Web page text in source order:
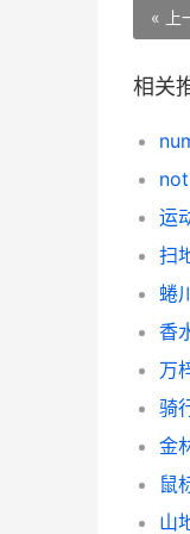
« 上
相关
运
扫
蜷
香
骑
金
鼠